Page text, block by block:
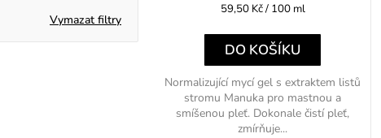
Vymazat filtry
Měrná
59,50 Kč / 100 ml
DO KOŠÍKU
Normalizující mycí gel s extraktem listů
stromu Manuka pro mastnou a
smíšenou pleť. Dokonale čistí pleť,
zmírňuje...